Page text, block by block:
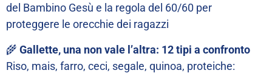
del Bambino Gesù e la regola del 60/60 per
proteggere le orecchie dei ragazzi
🌾 Gallette, una non vale l’altra: 12 tipi a confronto
Riso, mais, farro, ceci, segale, quinoa, proteiche: